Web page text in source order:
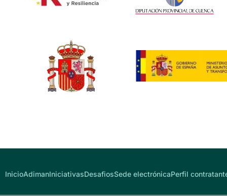
InicioAdimanIniciativasDesafiosSede electrónicaPerfil